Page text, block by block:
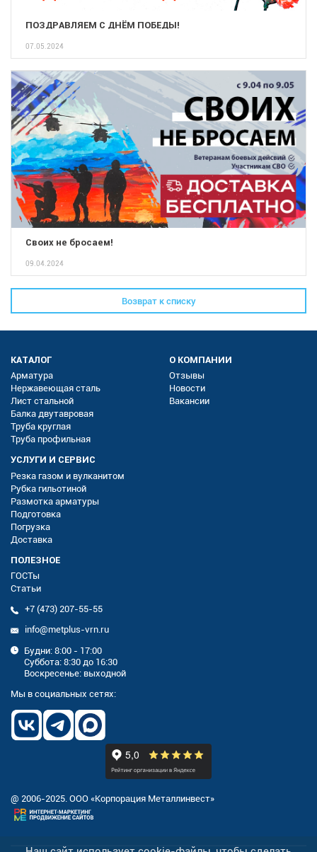
ПОЗДРАВЛЯЕМ С ДНЁМ ПОБЕДЫ!
07.05.2024
Своих не бросаем!
09.04.2024
Возврат к списку
КАТАЛОГ
Арматура
Нержавеющая сталь
Лист стальной
Балка двутавровая
Труба круглая
Труба профильная
О КОМПАНИИ
Отзывы
Новости
Вакансии
УСЛУГИ И СЕРВИС
Резка газом и вулканитом
Рубка гильотиной
Размотка арматуры
Подготовка
Погрузка
Доставка
ПОЛЕЗНОЕ
ГОСТы
Статьи
+7 (473) 207-55-55
info@metplus-vrn.ru
Будни: 8:00 - 17:00
Суббота: 8:30 до 16:30
Воскресенье: выходной
Мы в социальных сетях:
@ 2006-2025. ООО «Корпорация Металлинвест»